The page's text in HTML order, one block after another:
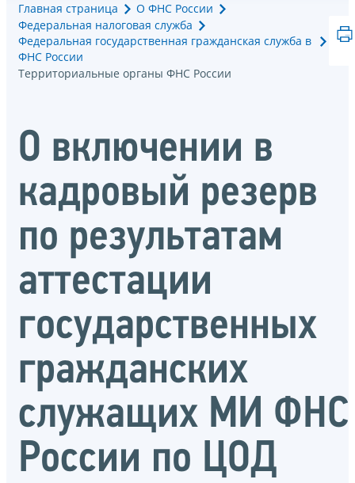
Главная страница
О ФНС России
Федеральная налоговая служба
Федеральная государственная гражданская служба в
ФНС России
Территориальные органы ФНС России
О включении в
кадровый резерв
по результатам
аттестации
государственных
гражданских
служащих МИ ФНС
России по ЦОД